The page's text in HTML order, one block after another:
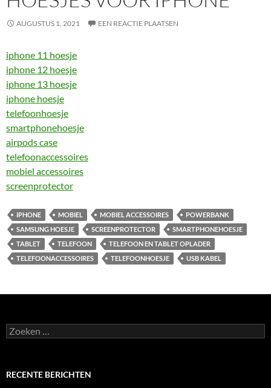
AUGUSTUS 1, 2021 EEN REACTIE PLAATSEN
iphone 11 hoesje
iphone 12 hoesje
iphone 13 hoesje
iphone hoesje
telefoonhoesje
smartphonehoesje
airpods case
telefoonaccessoires
mobiel accessoires
screenprotector
IPHONE MOBIEL MOBIEL ACCESSOIRES
POWERBANK
SAMSUNG HOESJE
SCREENPROTECTOR
SMARTPHONEHOESJE
TABLET
TELEFOON
TELEFOON EN TABLET OPLADER
TELEFOONACCESSOIRES
TELEFOONHOESJE USB KABEL
Zoeken
naar:
RECENTE BERICHTEN